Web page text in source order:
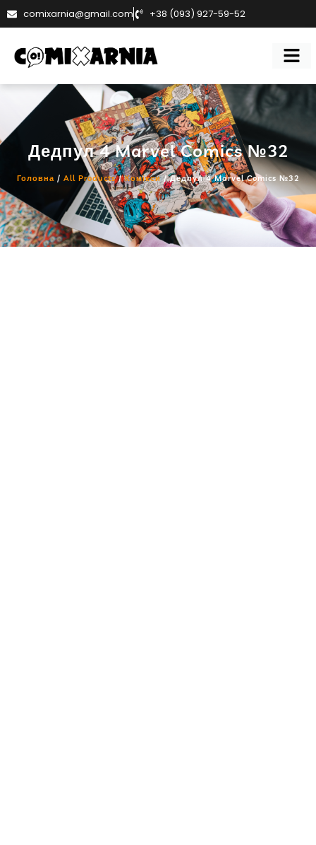
comixarnia@gmail.com +38 (093) 927-59-52
Дедпул 4 Marvel Comics №32
Головна / All Products/Комікси/ Дедпул 4 Marvel Comics №32